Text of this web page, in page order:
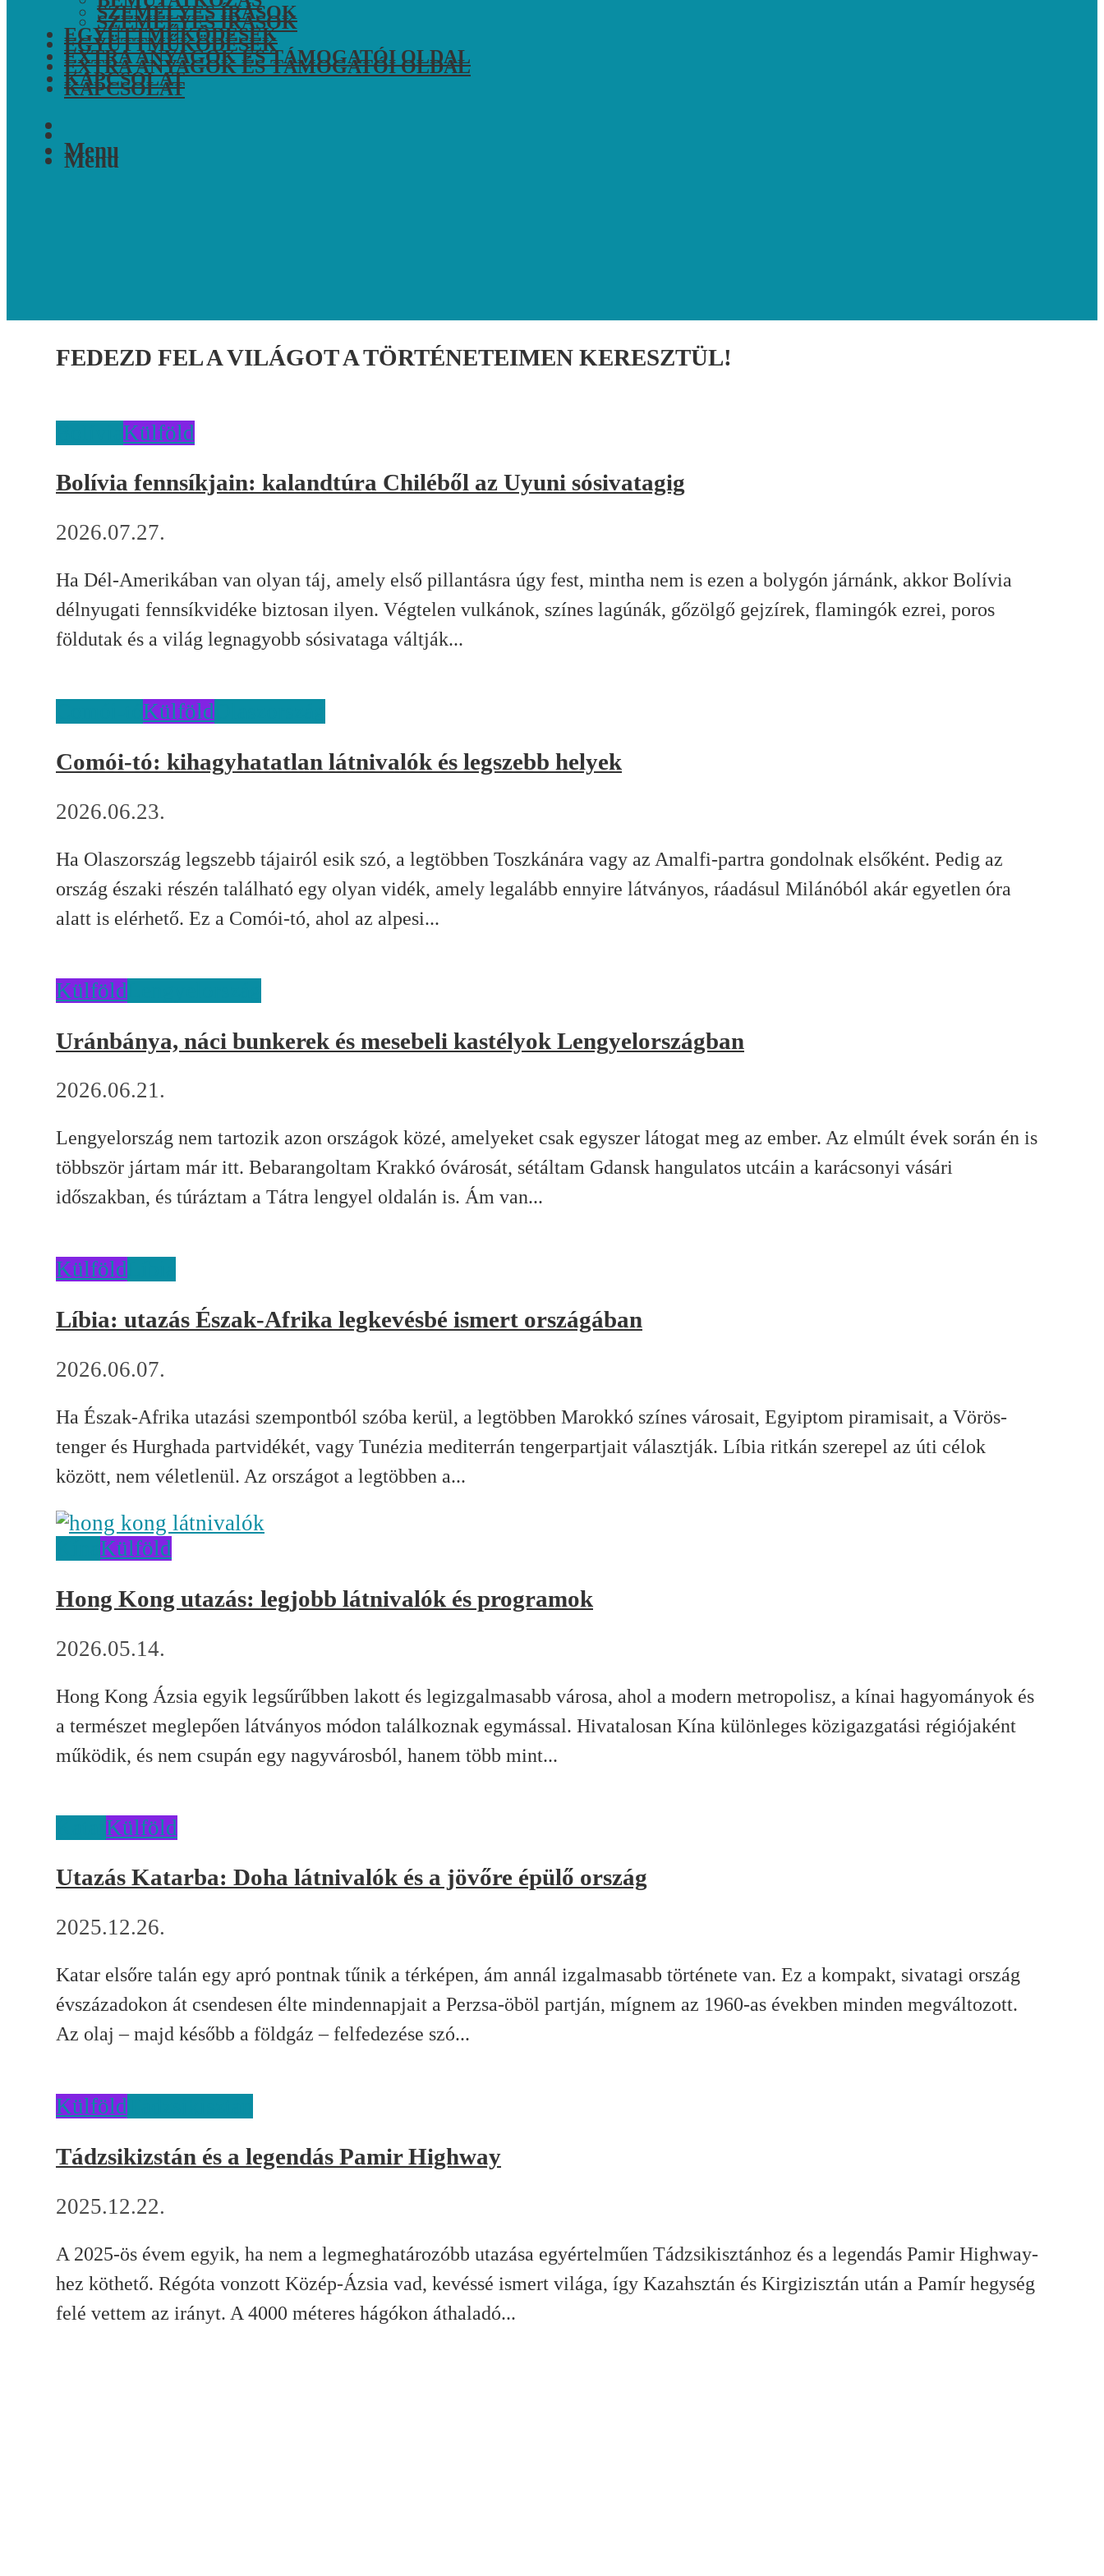
SZEMÉLYES ÍRÁSOK
EGYÜTTMŰKÖDÉSEK
EXTRA ANYAGOK ÉS TÁMOGATÓI OLDAL
KAPCSOLAT
Menu
SZEMÉLYES ÍRÁSOK
EGYÜTTMŰKÖDÉSEK
EXTRA ANYAGOK ÉS TÁMOGATÓI OLDAL
KAPCSOLAT
Menu
FEDEZD FEL A VILÁGOT A TÖRTÉNETEIMEN KERESZTÜL!
Külföld
Bolívia fennsíkjain: kalandtúra Chiléből az Uyuni sósivatagig
2026.07.27.
Ha Dél-Amerikában van olyan táj, amely első pillantásra úgy fest, mintha nem is ezen a bolygón járnánk, akkor Bolívia
délnyugati fennsíkvidéke biztosan ilyen. Végtelen vulkánok, színes lagúnák, gőzölgő gejzírek, flamingók ezrei, poros
földutak és a világ legnagyobb sósivataga váltják...
Külföld
Comói-tó: kihagyhatatlan látnivalók és legszebb helyek
2026.06.23.
Ha Olaszország legszebb tájairól esik szó, a legtöbben Toszkánára vagy az Amalfi-partra gondolnak elsőként. Pedig az
ország északi részén található egy olyan vidék, amely legalább ennyire látványos, ráadásul Milánóból akár egyetlen óra
alatt is elérhető. Ez a Comói-tó, ahol az alpesi...
Külföld
Uránbánya, náci bunkerek és mesebeli kastélyok Lengyelországban
2026.06.21.
Lengyelország nem tartozik azon országok közé, amelyeket csak egyszer látogat meg az ember. Az elmúlt évek során én is
többször jártam már itt. Bebarangoltam Krakkó óvárosát, sétáltam Gdansk hangulatos utcáin a karácsonyi vásári
időszakban, és túráztam a Tátra lengyel oldalán is. Ám van...
Külföld
Líbia: utazás Észak-Afrika legkevésbé ismert országában
2026.06.07.
Ha Észak-Afrika utazási szempontból szóba kerül, a legtöbben Marokkó színes városait, Egyiptom piramisait, a Vörös-
tenger és Hurghada partvidékét, vagy Tunézia mediterrán tengerpartjait választják. Líbia ritkán szerepel az úti célok
között, nem véletlenül. Az országot a legtöbben a...
Külföld
Hong Kong utazás: legjobb látnivalók és programok
2026.05.14.
Hong Kong Ázsia egyik legsűrűbben lakott és legizgalmasabb városa, ahol a modern metropolisz, a kínai hagyományok és
a természet meglepően látványos módon találkoznak egymással. Hivatalosan Kína különleges közigazgatási régiójaként
működik, és nem csupán egy nagyvárosból, hanem több mint...
Külföld
Utazás Katarba: Doha látnivalók és a jövőre épülő ország
2025.12.26.
Katar elsőre talán egy apró pontnak tűnik a térképen, ám annál izgalmasabb története van. Ez a kompakt, sivatagi ország
évszázadokon át csendesen élte mindennapjait a Perzsa-öböl partján, mígnem az 1960-as években minden megváltozott.
Az olaj – majd később a földgáz – felfedezése szó...
Külföld
Tádzsikizstán és a legendás Pamir Highway
2025.12.22.
A 2025-ös évem egyik, ha nem a legmeghatározóbb utazása egyértelműen Tádzsikisztánhoz és a legendás Pamir Highway-
hez köthető. Régóta vonzott Közép-Ázsia vad, kevéssé ismert világa, így Kazahsztán és Kirgizisztán után a Pamír hegység
felé vettem az irányt. A 4000 méteres hágókon áthaladó...